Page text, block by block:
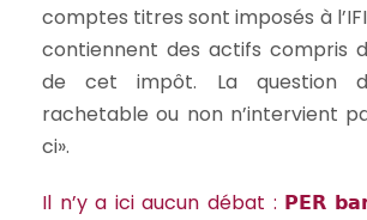
comptes titres sont imposés à l’IFI
contiennent des actifs compris
de cet impôt. La question
rachetable ou non n’intervient
ci».
Il n’y a ici aucun débat : 𝗣𝗘𝗥